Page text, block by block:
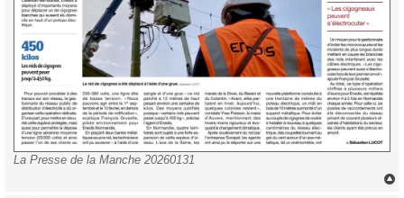
La Presse de la Manche 20260131